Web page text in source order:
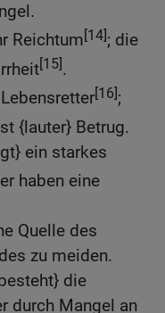
Reichtum[14]; die
[15].
[16];
{lauter} Betrug.
ein starkes
haben eine
Quelle des
zu meiden.
die
durch Mangel an